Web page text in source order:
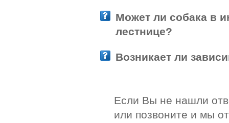
Может ли собака в
лестнице?
Возникает ли
Если Вы не нашли
или позвоните и мы